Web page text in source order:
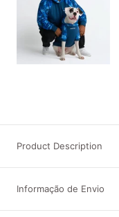
Product Description
Informação de Envio